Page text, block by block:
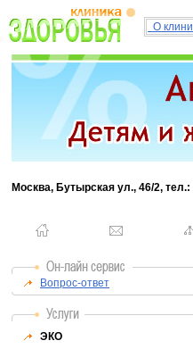
О
Москва, Бутырская ул., 46/2,
Вопрос-ответ
ЭКО